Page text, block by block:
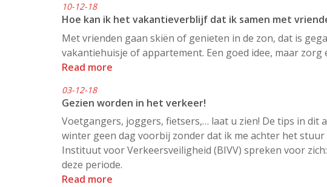
10-12-18
Hoe kan ik het vakantieverblijf dat ik samen met
Met vrienden gaan skiën of genieten in de zon, dat is
vakantiehuisje of appartement. Een goed idee, maar
Read more
03-12-18
Gezien worden in het verkeer!
Voetgangers, joggers, fietsers,… laat u zien! De tips in
winter geen dag voorbij zonder dat ik me achter het
Instituut voor Verkeersveiligheid (BIVV) spreken voor
deze periode.
Read more